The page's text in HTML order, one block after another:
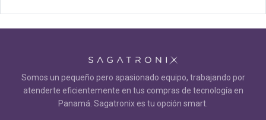
Somos un pequeño pero apasionado equipo, trabajando por
atenderte eficientemente en tus compras de tecnología en
Panamá. Sagatronix es tu opción smart.